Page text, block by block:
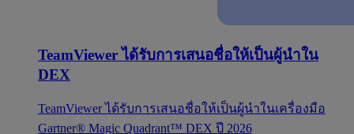
TeamViewer ได้รับการเสนอชื่อให้เป็นผู้นำใน
DEX
TeamViewer ได้รับการเสนอชื่อให้เป็นผู้นำในเครื่องมือ
Gartner® Magic Quadrant™ DEX ปี 2026